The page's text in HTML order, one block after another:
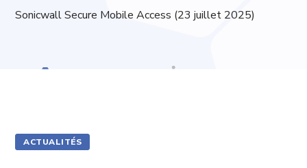
Sonicwall Secure Mobile Access (23 juillet 2025)
ACTUALITÉS